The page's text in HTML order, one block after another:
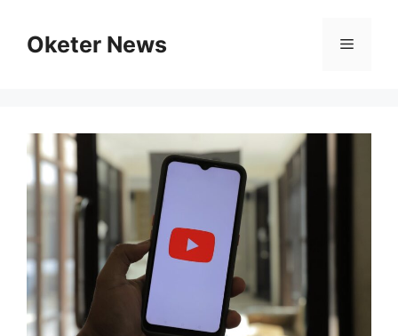
contentOketer News Menu